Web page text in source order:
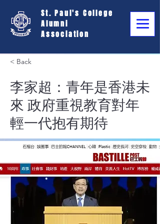
St. Paul's College
Alumni
Association
< Back
李家超：青年是香港未
來 政府重視教育對年
輕一代抱有期待